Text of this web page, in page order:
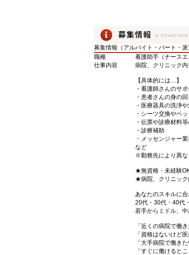
募集情報（アルバイト・パート・派
職種
看護助手（ナースエ
仕事内容
病院、クリニック
【具体的には…】
・看護師さんのサポ
・患者さんの身の
・医療器具の洗浄
・シーツ交換やベ
・伝票や診療材料
・診療補助
・メッセンジャー
など
※勤務先により異な
★無資格・未経験
★病院、クリニック
あなたのスキルに
20代・30代・40代
若手からミドル、
「近くの病院で働き
「資格はないけど
「大手病院で働きた
「すぐに働けると